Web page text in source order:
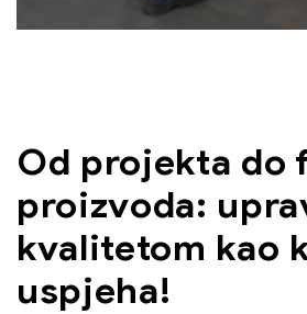
Od projekta do
proizvoda:
kvalitetom kao
uspjeha!